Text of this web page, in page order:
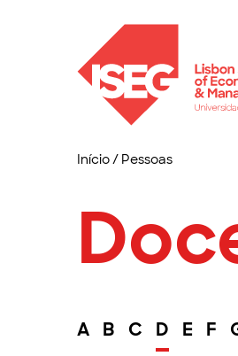
Início/ Pessoas
A B C D E F